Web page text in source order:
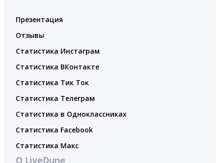
Презентация
Отзывы
Статистика Инстаграм
Статистика ВКонтакте
Статистика Тик Ток
Статистика Телеграм
Статистика в Одноклассниках
Статистика Facebook
Статистика Макс
О LiveDune